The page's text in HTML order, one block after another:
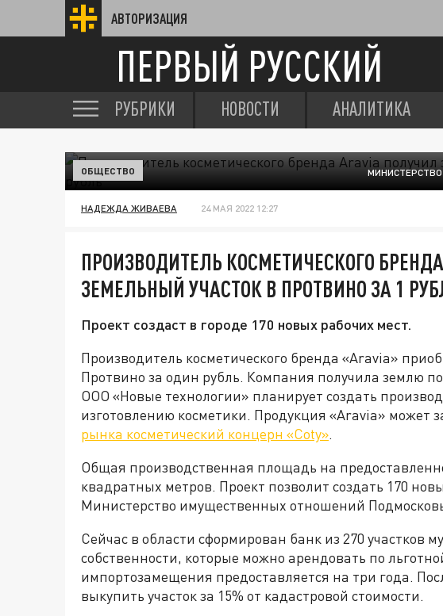
АВТОРИЗАЦИЯ
ПЕРВЫЙ РУССКИЙ
РУБРИКИ НОВОСТИ АНАЛИТИКА
ОБЩЕСТВО
НАДЕЖДА ЖИВАЕВА 24 МАЯ 2022 12:27
ПРОИЗВОДИТЕЛЬ КОСМЕТИЧЕСКОГО
ЗЕМЕЛЬНЫЙ УЧАСТОК В ПРОТВИНО ЗА 1
Проект создаст в городе 170 новых рабочих мест.
Производитель косметического бренда «Aravia»
Протвино за один рубль. Компания получила землю
ООО «Новые технологии» планирует создать
изготовлению косметики. Продукция «Aravia» может
рынка косметический концерн «Coty».
Общая производственная площадь на
квадратных метров. Проект позволит создать 170
Министерство имущественных отношений
Сейчас в области сформирован банк из 270 участков
собственности, которые можно арендовать по
импортозамещения предоставляется на три года.
выкупить участок за 15% от кадастровой стоимости.